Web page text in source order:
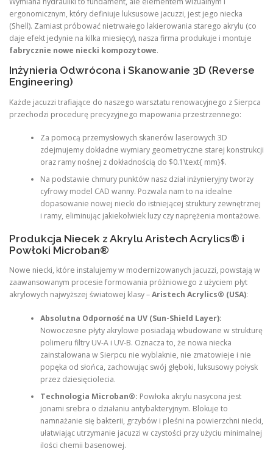
ergonomicznym, który definiuje luksusowe jacuzzi, jest jego niecka
(Shell). Zamiast próbować nietrwałego lakierowania starego akrylu (co
daje efekt jedynie na kilka miesięcy), nasza firma produkuje i montuje
fabrycznie nowe niecki kompozytowe.
Inżynieria Odwrócona i Skanowanie 3D (Reverse
Engineering)
Każde jacuzzi trafiające do naszego warsztatu renowacyjnego z Sierpca
przechodzi procedurę precyzyjnego mapowania przestrzennego:
Za pomocą przemysłowych skanerów laserowych 3D
zdejmujemy dokładne wymiary geometryczne starej konstrukcji
oraz ramy nośnej z dokładnością do $0.1\text{ mm}$.
Na podstawie chmury punktów nasz dział inżynieryjny tworzy
cyfrowy model CAD wanny. Pozwala nam to na idealne
dopasowanie nowej niecki do istniejącej struktury zewnętrznej
i ramy, eliminując jakiekolwiek luzy czy naprężenia montażowe.
Produkcja Niecek z Akrylu Aristech Acrylics® i
Powłoki Microban®
Nowe niecki, które instalujemy w modernizowanych jacuzzi, powstają w
zaawansowanym procesie formowania próżniowego z użyciem płyt
akrylowych najwyższej światowej klasy –Aristech Acrylics® (USA):
Absolutna Odporność na UV (Sun-Shield Layer):
Nowoczesne płyty akrylowe posiadają wbudowane w strukturę
polimeru filtry UV-A i UV-B. Oznacza to, że nowa niecka
zainstalowana w Sierpcu nie wyblaknie, nie zmatowieje i nie
popęka od słońca, zachowując swój głęboki, luksusowy połysk
przez dziesięciolecia.
Technologia Microban®: Powłoka akrylu nasycona jest
jonami srebra o działaniu antybakteryjnym. Blokuje to
namnażanie się bakterii, grzybów i pleśni na powierzchni niecki,
ułatwiając utrzymanie jacuzzi w czystości przy użyciu minimalnej
ilości chemii basenowej.